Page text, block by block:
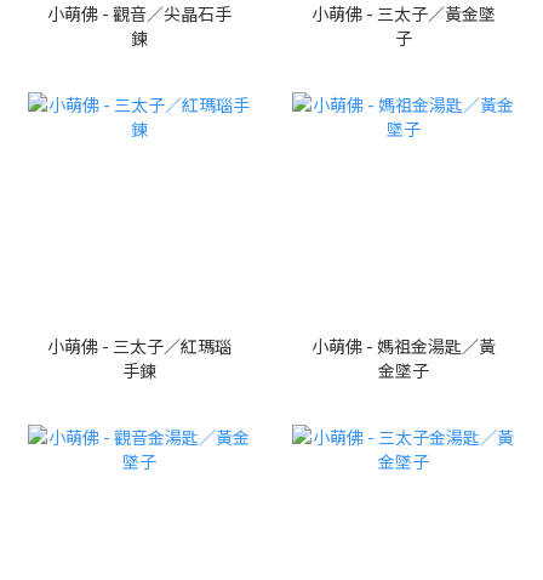
小萌佛 - 觀音／尖晶石手
鍊
小萌佛 - 三太子／黃金墜
子
小萌佛 - 三太子／紅瑪瑙
手鍊
小萌佛 - 媽祖金湯匙／黃
金墜子